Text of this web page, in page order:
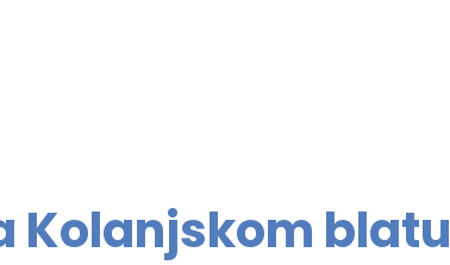
Kolanjskom blatu